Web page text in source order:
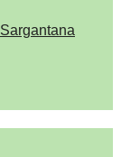
Sargantana